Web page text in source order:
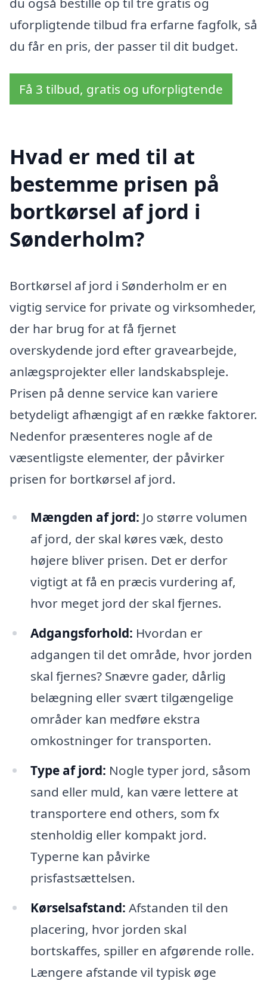
uforpligtende tilbud fra erfarne fagfolk, så
du får en pris, der passer til dit budget.
Få 3 tilbud, gratis og uforpligtende
Hvad er med til at
bestemme prisen på
bortkørsel af jord i
Sønderholm?
Bortkørsel af jord i Sønderholm er en
vigtig service for private og virksomheder,
der har brug for at få fjernet
overskydende jord efter gravearbejde,
anlægsprojekter eller landskabspleje.
Prisen på denne service kan variere
betydeligt afhængigt af en række faktorer.
Nedenfor præsenteres nogle af de
væsentligste elementer, der påvirker
prisen for bortkørsel af jord.
Mængden af jord: Jo større volumen
af jord, der skal køres væk, desto
højere bliver prisen. Det er derfor
vigtigt at få en præcis vurdering af,
hvor meget jord der skal fjernes.
Adgangsforhold: Hvordan er
adgangen til det område, hvor jorden
skal fjernes? Snævre gader, dårlig
belægning eller svært tilgængelige
områder kan medføre ekstra
omkostninger for transporten.
Type af jord: Nogle typer jord, såsom
sand eller muld, kan være lettere at
transportere end others, som fx
stenholdig eller kompakt jord.
Typerne kan påvirke
prisfastsættelsen.
Kørselsafstand: Afstanden til den
placering, hvor jorden skal
bortskaffes, spiller en afgørende rolle.
Længere afstande vil typisk øge